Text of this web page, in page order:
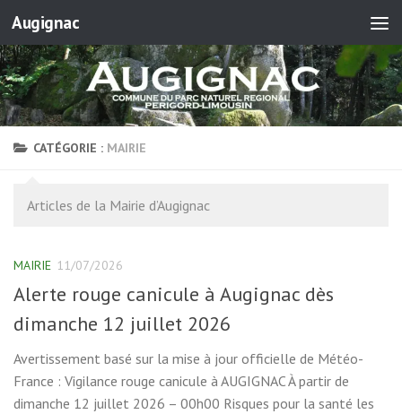
Skip to content
Augignac
CATÉGORIE : MAIRIE
Articles de la Mairie d’Augignac
MAIRIE 11/07/2026
Alerte rouge canicule à Augignac dès
dimanche 12 juillet 2026
Avertissement basé sur la mise à jour officielle de Météo-
France : Vigilance rouge canicule à AUGIGNAC À partir de
dimanche 12 juillet 2026 – 00h00 Risques pour la santé les